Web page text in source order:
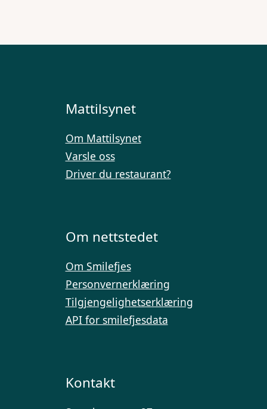
Mattilsynet
Om Mattilsynet
Varsle oss
Driver du restaurant?
Om nettstedet
Om Smilefjes
Personvernerklæring
Tilgjengelighetserklæring
API for smilefjesdata
Kontakt